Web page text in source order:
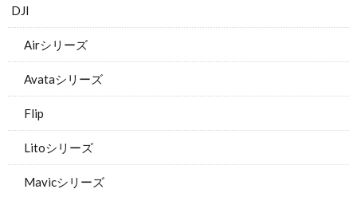
DJI
Airシリーズ
Avataシリーズ
Flip
Litoシリーズ
Mavicシリーズ